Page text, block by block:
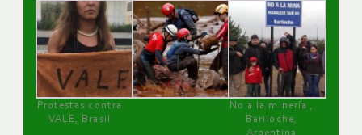
Protestas contra
VALE, Brasil
No a la minería ,
Bariloche,
Argentina